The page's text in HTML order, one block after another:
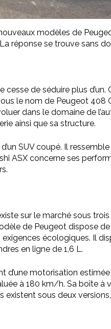
modèles de
réponse se trouve sans
de séduire plus
le nom de Peugeot
dans le domaine de
ainsi que sa structure.
SUV coupé. Il
ASX concerne ses
sur le marché sous
de Peugeot dispose
écologiques. Il
en ligne de 1,6 L.
motorisation
à 180 km/h. Sa boîte
sous deux